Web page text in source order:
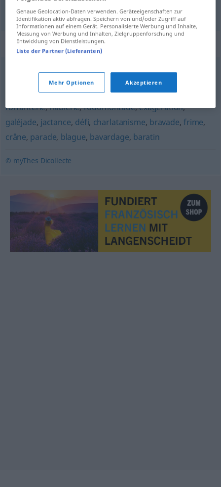
Angebereif vantardise
Synonyme für "vantardise"
chantage,surenchère,escalade,fanfaronnade
forfanterie,hâblerie,rodomontade,exagération,
galéjade, jactance, défi, charlatanisme, bravade,frime,
crâne, parade, blague, bavardage, baratin
© myThes Dicollecte
Genaue Geolocation-Daten verwenden. Geräteeigenschaften zur
Identifikation aktiv abfragen. Speichern von und/oder Zugriff auf
Informationen auf einem Gerät. Personalisierte Werbung und Inhalte,
Messung von Werbung und Inhalten, Zielgruppenforschung und
Entwicklung von Dienstleistungen.
Liste der Partner (Lieferanten)
Mehr Optionen Akzeptieren